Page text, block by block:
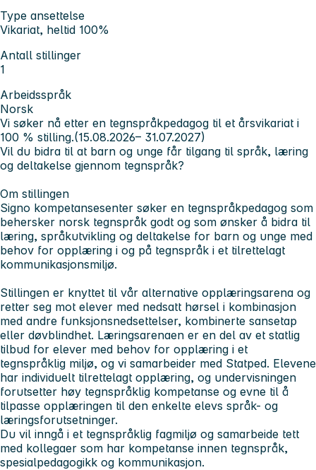
Type ansettelse
Vikariat, heltid 100%
Antall stillinger
1
Arbeidsspråk
Norsk
Vi søker nå etter en tegnspråkpedagog til et årsvikariat i
100 % stilling.(15.08.2026– 31.07.2027)
Vil du bidra til at barn og unge får tilgang til språk, læring
og deltakelse gjennom tegnspråk?
Om stillingen
Signo kompetansesenter søker en tegnspråkpedagog som
behersker norsk tegnspråk godt og som ønsker å bidra til
læring, språkutvikling og deltakelse for barn og unge med
behov for opplæring i og på tegnspråk i et tilrettelagt
kommunikasjonsmiljø.
Stillingen er knyttet til vår alternative opplæringsarena og
retter seg mot elever med nedsatt hørsel i kombinasjon
med andre funksjonsnedsettelser, kombinerte sansetap
eller døvblindhet. Læringsarenaen er en del av et statlig
tilbud for elever med behov for opplæring i et
tegnspråklig miljø, og vi samarbeider med Statped. Elevene
har individuelt tilrettelagt opplæring, og undervisningen
forutsetter høy tegnspråklig kompetanse og evne til å
tilpasse opplæringen til den enkelte elevs språk- og
læringsforutsetninger.
Du vil inngå i et tegnspråklig fagmiljø og samarbeide tett
med kollegaer som har kompetanse innen tegnspråk,
spesialpedagogikk og kommunikasjon.